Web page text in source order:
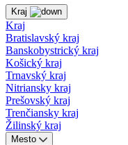
Kraj
Kraj
Bratislavský kraj
Banskobystrický kraj
Košický kraj
Trnavský kraj
Nitriansky kraj
Prešovský kraj
Trenčiansky kraj
Žilinský kraj
Mesto